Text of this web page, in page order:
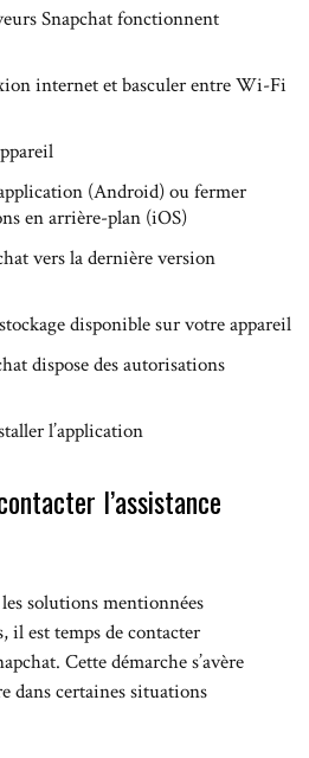
Snapchat fonctionnent
internet et basculer entre Wi-Fi
(Android) ou fermer
en arrière-plan (iOS)
vers la dernière version
disponible sur votre appareil
dispose des autorisations
l’application
l’assistance
solutions mentionnées
il est temps de contacter
Cette démarche s’avère
dans certaines situations